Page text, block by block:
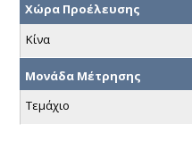
Χώρα Προέλευσης
Κίνα
Μονάδα Μέτρησης
Τεμάχιο